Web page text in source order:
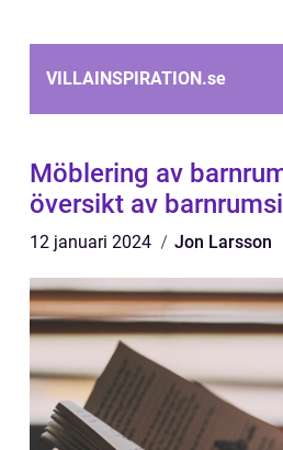
VILLAINSPIRATION.se
Möblering av
översikt av
12 januari 2024 Jon Larsson